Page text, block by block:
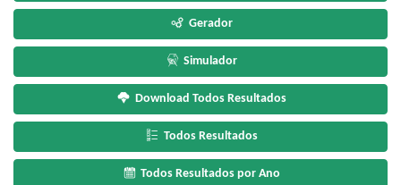
Gerador
Simulador
Download Todos Resultados
Todos Resultados
Todos Resultados por Ano